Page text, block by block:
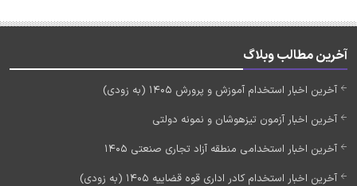
آخرین مطالب وبلاگ
آخرین اخبار استخدام آموزش و پرورش 1405 (به زودی)
آخرین اخبار آزمون تیزهوشان و نمونه دولتی
آخرین اخبار استخدامی منطقه آزاد تجاری صنعتی 1405
آخرین اخبار استخدام کادر اداری قوه قضاییه 1405 (به زودی)